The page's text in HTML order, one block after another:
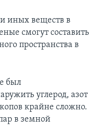
иных веществ в
смогут составить
пространства в
был
углерод, азот
крайне сложно.
в земной